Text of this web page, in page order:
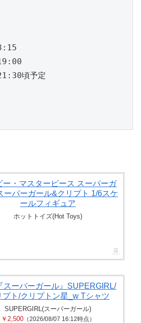
頃予定
ー・マスターピース スーパーガ
ーパーガール&クリプト 1/6スケ
ールフィギュア
ホットトイズ(Hot Toys)
スーパーガール』SUPERGIRL/
プト/クリプトン星_w Tシャツ
SUPERGIRL(スーパーガール)
￥2,500（2026/08/07 16:12時点）